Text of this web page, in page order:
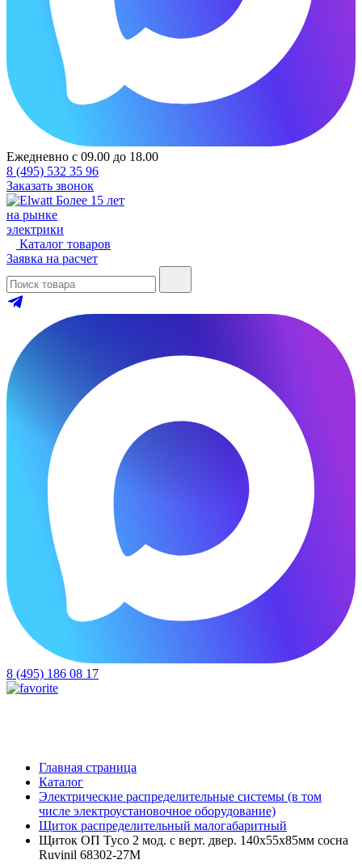
Ежедневно с 09.00 до 18.00
8 (495) 532 35 96
Заказать звонок
Более 15 лет
на рынке
электрики
Каталог товаров
Заявка на расчет
8 (495) 186 08 17
Главная страница
Каталог
Электрические распределительные системы (в том
числе электроустановочное оборудование)
Щиток распределительный малогабаритный
Щиток ОП Тусо 2 мод. с верт. двер. 140х55х85мм сосна
Ruvinil 68302-27М